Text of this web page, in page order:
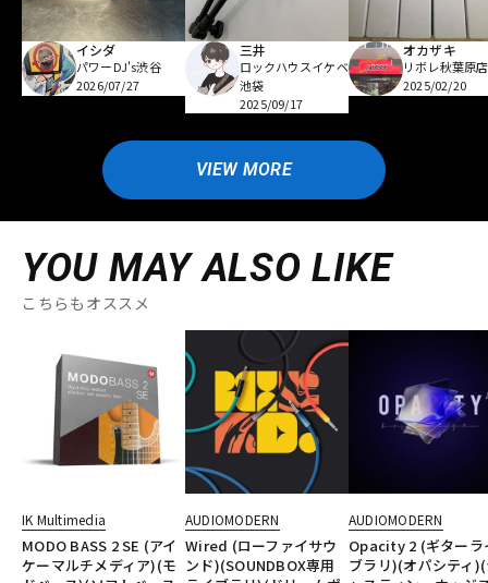
イシダ
パワーDJ's渋谷
2026/07/27
三井
ロックハウスイケベ
池袋
2025/09/17
オカザキ
リボレ秋葉原店
2025/02/20
VIEW MORE
YOU MAY ALSO LIKE
こちらもオススメ
IK Multimedia
MODO BASS 2 SE (アイ
ケーマルチメディア)(モ
AUDIOMODERN
Wired (ローファイサウ
ンド)(SOUNDBOX専用
AUDIOMODERN
Opacity 2 (ギターラ
ブラリ)(オパシティ